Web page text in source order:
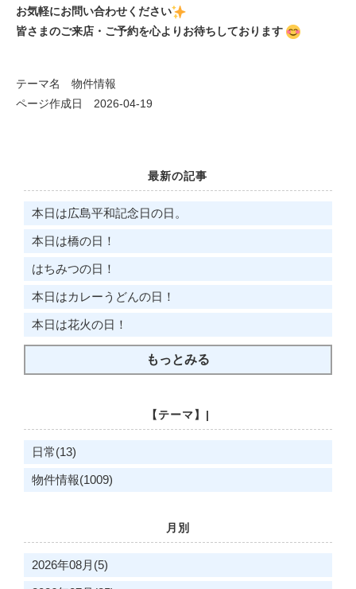
お気軽にお問い合わせください
皆さまのご来店・ご予約を心よりお待ちしております
テーマ名 物件情報
ページ作成日 2026-04-19
最新の記事
本日は広島平和記念日​​​​​​​の日。
本日は橋の日！
はちみつの日！
本日はカレーうどんの日！
本日は花火の日！
もっとみる
【テーマ】|
日常(13)
物件情報(1009)
月別
2026年08月(5)